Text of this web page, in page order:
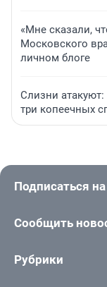
«Мне сказали,
Московского
личном блоге
Слизни атакуют:
три копеечных
Подписаться
Сообщить
Рубрики